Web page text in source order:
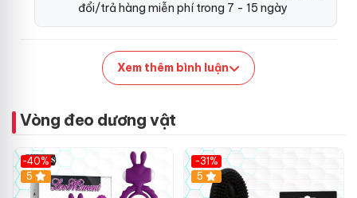
đổi/trả hàng miễn phí trong 7 - 15 ngày
Xem thêm bình luận
Vòng đeo dương vật
-40%
5
-31%
5